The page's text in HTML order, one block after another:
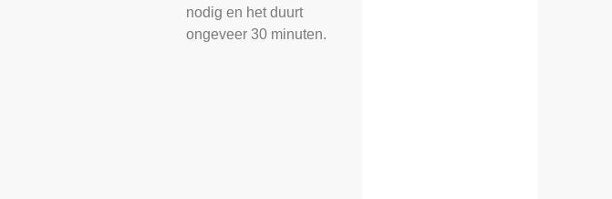
nodig en het duurt
ongeveer 30 minuten.